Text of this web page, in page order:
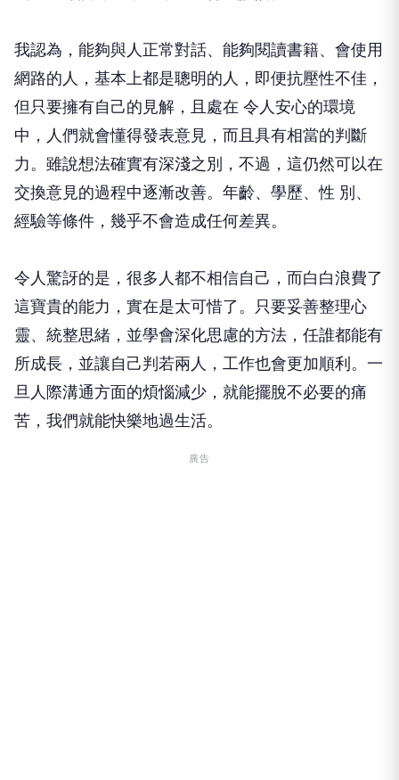
我認為，能夠與人正常對話、能夠閱讀書籍、會使用
網路的人，基本上都是聰明的人，即便抗壓性不佳，
但只要擁有自己的見解，且處在 令人安心的環境
中，人們就會懂得發表意見，而且具有相當的判斷
力。雖說想法確實有深淺之別，不過，這仍然可以在
交換意見的過程中逐漸改善。年齡、學歷、性 別、
經驗等條件，幾乎不會造成任何差異。
令人驚訝的是，很多人都不相信自己，而白白浪費了
這寶貴的能力，實在是太可惜了。只要妥善整理心
靈、統整思緒，並學會深化思慮的方法，任誰都能有
所成長，並讓自己判若兩人，工作也會更加順利。一
旦人際溝通方面的煩惱減少，就能擺脫不必要的痛
苦，我們就能快樂地過生活。
廣告